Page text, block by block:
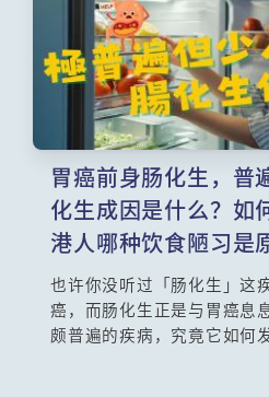
胃癌前身肠化生，普
化生成因是什么？如
港人哪种饮食陋习是
也许你没听过「肠化生」这
癌，而肠化生正是与胃癌息
颇普遍的疾病，究竟它如何